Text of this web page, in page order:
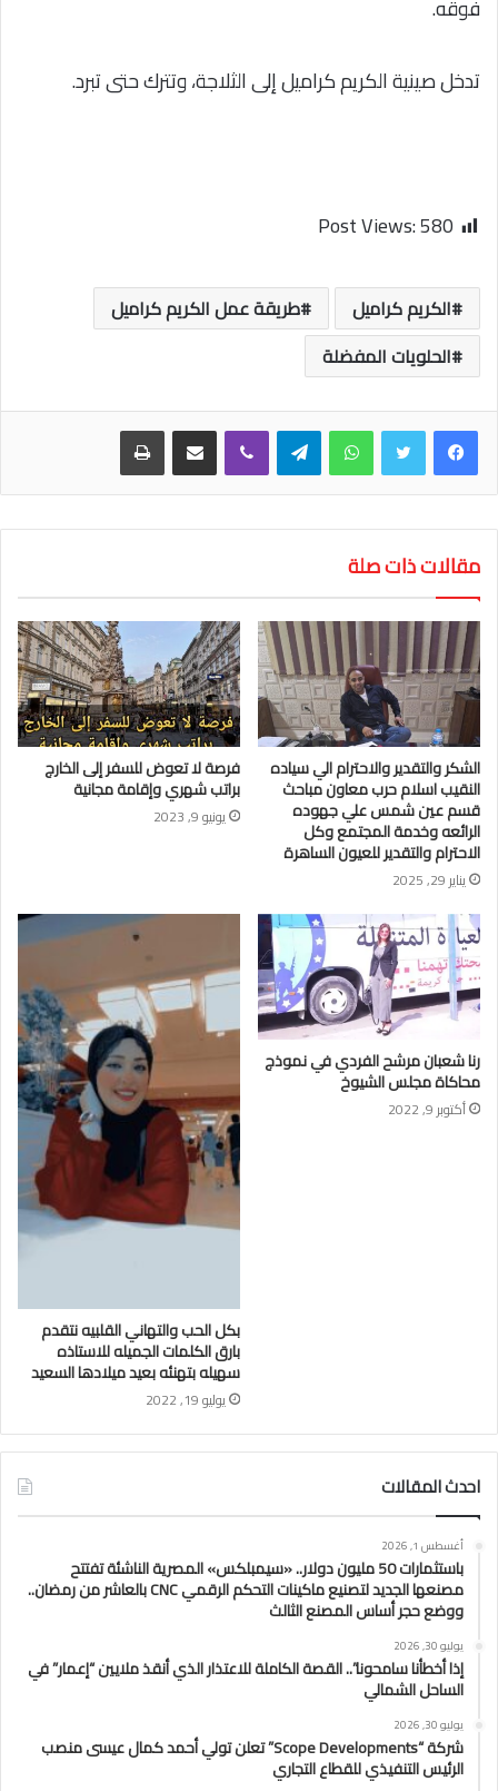
فوقه.
تدخل صينية الكريم كراميل إلى الثلاجة، وتترك حتى تبرد.
Post Views:580
الكريم كراميل
طريقة عمل الكريم كراميل
الحلويات المفضلة
واتساب تيلقرام
مقالات ذات صلة
الشكر والتقدير والاحترام الي سياده
النقيب اسلام حرب معاون مباحث
قسم عين شمس علي جهوده
الرائعه وخدمة المجتمع وكل
الاحترام والتقدير للعيون الساهرة
يناير 29, 2025
فرصة لا تعوض للسفر إلى الخارج
براتب شهري وإقامة مجانية
يونيو 9, 2023
رنا شعبان مرشح الفردي في نموذج
محاكاة مجلس الشيوخ
أكتوبر 9, 2022
بكل الحب والتهاني القلبيه نتقدم
بارق الكلمات الجميله للاستاذه
سهيله بتهنئه بعيد ميلادها السعيد
يوليو 19, 2022
احدث المقالات
أغسطس 1, 2026
باستثمارات 50 مليون دولار.. «سيمبلكس» المصرية الناشئة تفتتح
مصنعها الجديد لتصنيع ماكينات التحكم الرقمي CNC بالعاشر من رمضان..
ووضع حجر أساس المصنع الثالث
يوليو 30, 2026
إذا أخطأنا سامحونا”.. القصة الكاملة للاعتذار الذي أنقذ ملايين “إعمار” في
الساحل الشمالي
يوليو 30, 2026
شركة “Scope Developments” تعلن تولي أحمد كمال عيسى منصب
الرئيس التنفيذي للقطاع التجاري